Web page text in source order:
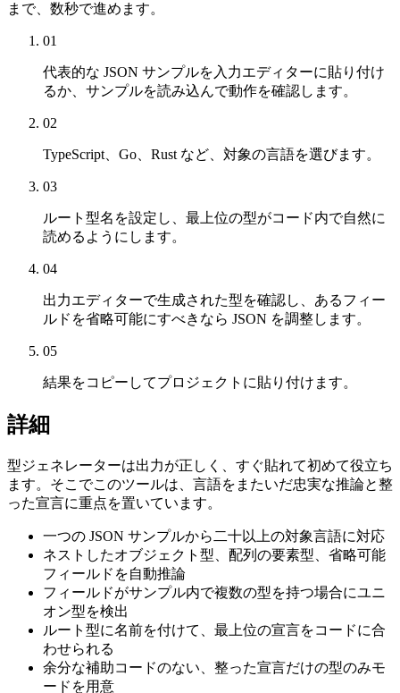
まで、数秒で進めます。
01
代表的な JSON サンプルを入力エディターに貼り付け
るか、サンプルを読み込んで動作を確認します。
02
TypeScript、Go、Rust など、対象の言語を選びます。
03
ルート型名を設定し、最上位の型がコード内で自然に
読めるようにします。
04
出力エディターで生成された型を確認し、あるフィー
ルドを省略可能にすべきなら JSON を調整します。
05
結果をコピーしてプロジェクトに貼り付けます。
詳細
型ジェネレーターは出力が正しく、すぐ貼れて初めて役立ち
ます。そこでこのツールは、言語をまたいだ忠実な推論と整
った宣言に重点を置いています。
一つの JSON サンプルから二十以上の対象言語に対応
ネストしたオブジェクト型、配列の要素型、省略可能
フィールドを自動推論
フィールドがサンプル内で複数の型を持つ場合にユニ
オン型を検出
ルート型に名前を付けて、最上位の宣言をコードに合
わせられる
余分な補助コードのない、整った宣言だけの型のみモ
ードを用意